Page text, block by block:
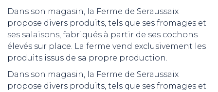
Dans son magasin, la Ferme de Seraussaix
propose divers produits, tels que ses fromages et
ses salaisons, fabriqués à partir de ses cochons
élevés sur place. La ferme vend exclusivement les
produits issus de sa propre production.
Dans son magasin, la Ferme de Seraussaix
propose divers produits, tels que ses fromages et